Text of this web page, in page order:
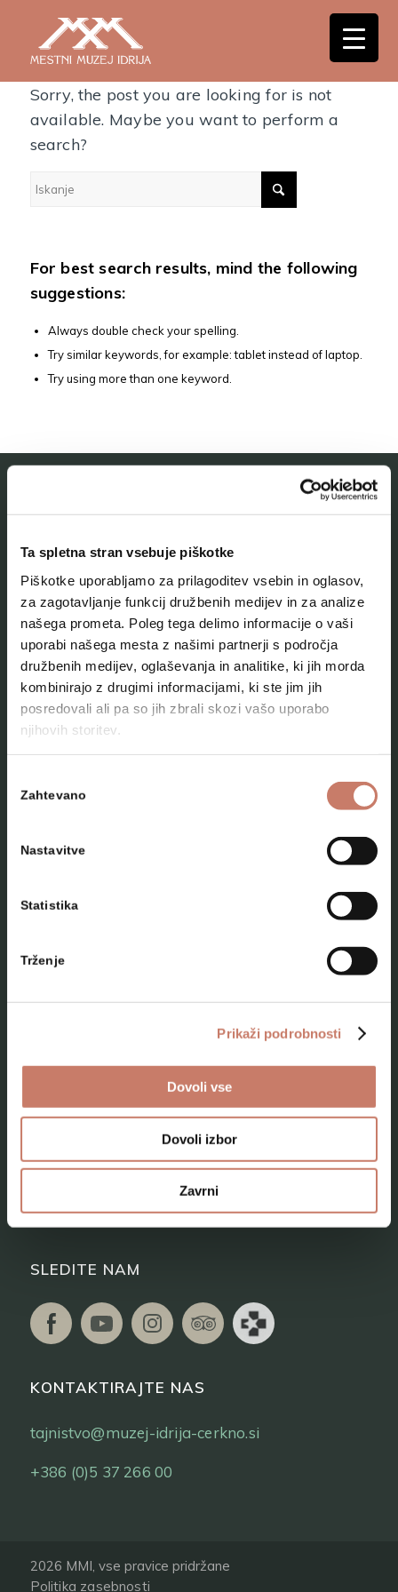
Ta spletna stran vsebuje piškotke
Piškotke uporabljamo za prilagoditev vsebin in oglasov,
za zagotavljanje funkcij družbenih medijev in za analize
našega prometa. Poleg tega delimo informacije o vaši
uporabi našega mesta z našimi partnerji s področja
družbenih medijev, oglaševanja in analitike, ki jih morda
kombinirajo z drugimi informacijami, ki ste jim jih
posredovali ali pa so jih zbrali skozi vašo uporabo
njihovih storitev.
soglasja
Zahtevano
Nastavitve
Statistika
Trženje
Prikaži podrobnosti
Dovoli vse
Dovoli izbor
Zavrni
Nothing Found
Sorry, the post you are looking for is not
available. Maybe you want to perform a
search?
For best search results, mind the following
suggestions:
Always double check your spelling.
Try similar keywords, for example: tablet instead of laptop.
Try using more than one keyword.
O muzeju
Naše zbirke
Aktualno
Kontakt
Kam na izlet
Programi za skupine odraslih
Kje smo
SLEDITE NAM
KONTAKTIRAJTE NAS
tajnistvo@muzej-idrija-cerkno.si
+386 (0)5 37 266 00
2026 MMI, vse pravice pridržane
Politika zasebnosti